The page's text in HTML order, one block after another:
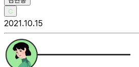
C
2021.10.15